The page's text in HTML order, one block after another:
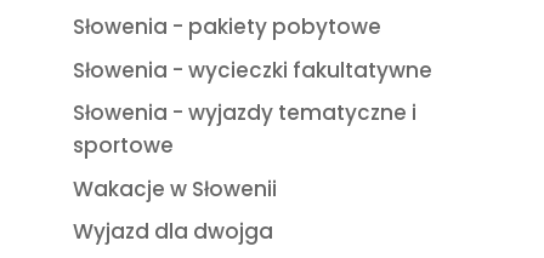
Słowenia - pakiety pobytowe
Słowenia - wycieczki fakultatywne
Słowenia - wyjazdy tematyczne i
sportowe
Wakacje w Słowenii
Wyjazd dla dwojga